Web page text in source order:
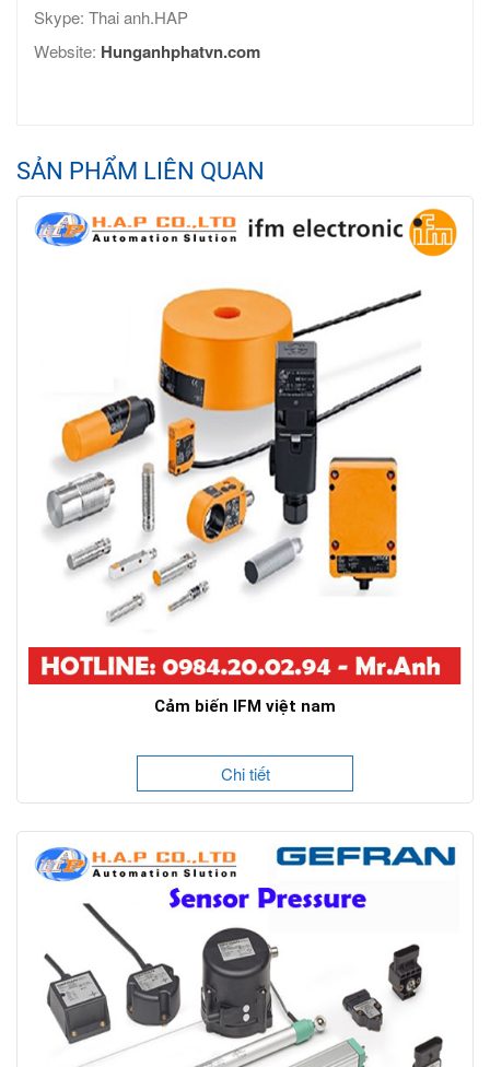
Skype: Thai anh.HAP
Website: Hunganhphatvn.com
SẢN PHẨM LIÊN QUAN
Cảm biến IFM việt nam
Chi tiết